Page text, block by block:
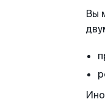
Вы